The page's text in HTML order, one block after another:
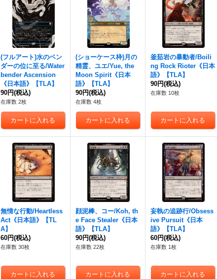
(フルアート)水のベン
ダーの位に至る/Water
bender Ascension
《日本語》【TLA】
90円(税込)
在庫数 2枚
(ショーケース枠)月の
精霊、ユエ/Yue, the
Moon Spirit《日本
語》【TLA】
90円(税込)
在庫数 4枚
釜茹岩の暴動者/Boili
ng Rock Rioter《日本
語》【TLA】
90円(税込)
在庫数 10枚
無情な行動/Heartless
Act《日本語》【TL
A】
60円(税込)
在庫数 30枚
顔泥棒、コー/Koh, th
e Face Stealer《日本
語》【TLA】
90円(税込)
在庫数 22枚
妄執の追跡行/Obsess
ive Pursuit《日本
語》【TLA】
60円(税込)
在庫数 1枚